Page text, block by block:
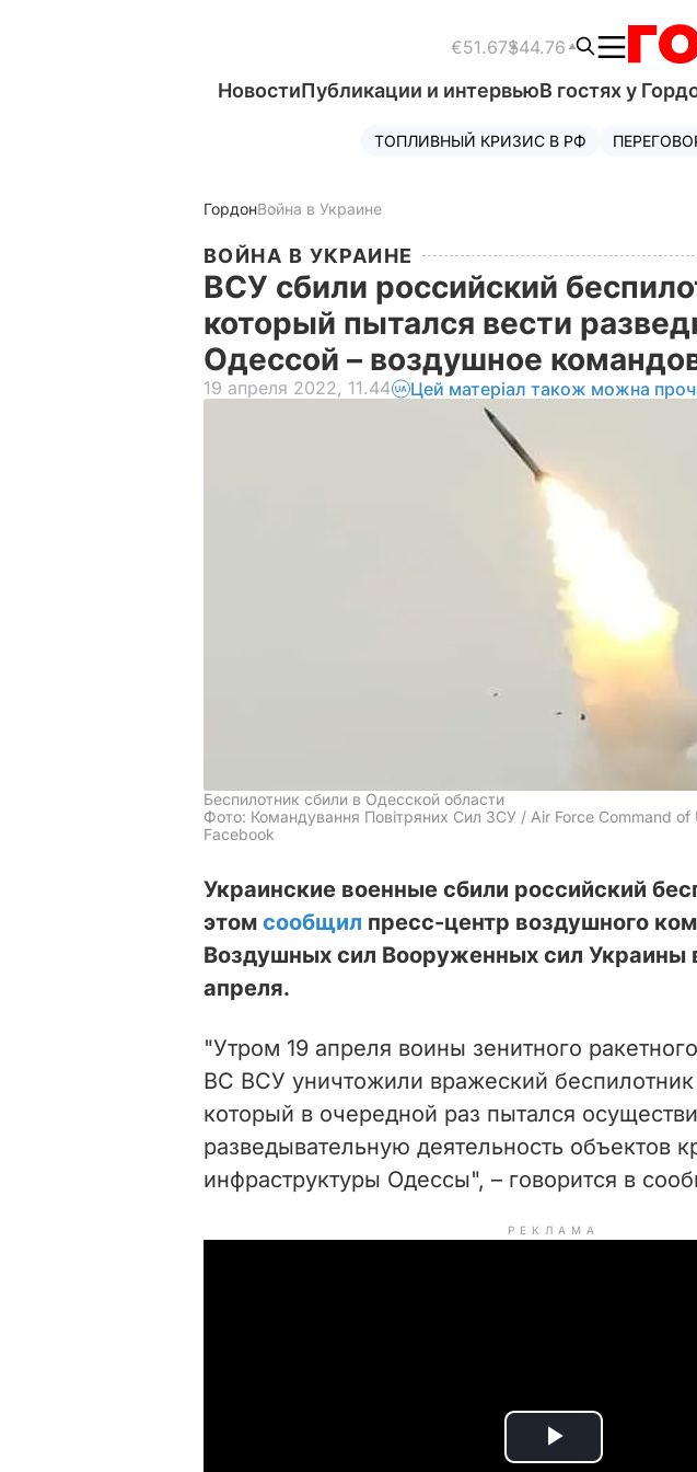
€51.67$44.76
НовостиПубликации и интервьюВ гостях у
ТОПЛИВНЫЙ КРИЗИС В РФ
ГордонВойна в Украине
ВОЙНА В УКРАИНЕ
ВСУ сбили российский
который пытался вести
Одессой – воздушное
19 апреля 2022, 11.44 Цей матеріал також можна
Беспилотник сбили в Одесской области
Фото: Командування Повітряних Сил ЗСУ / Air Force Command of
Facebook
Украинские военные сбили российский
этом сообщил пресс-центр воздушного
Воздушных сил Вооруженных сил Украины
апреля.
"Утром 19 апреля воины зенитного
ВС ВСУ уничтожили вражеский
который в очередной раз пытался
разведывательную деятельность объектов
инфраструктуры Одессы", – говорится в
РЕКЛАМА
P